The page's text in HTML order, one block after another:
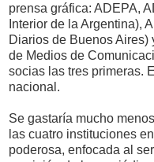
prensa gráfica: ADEPA,
Interior de la Argentina),
Diarios de Buenos
de Medios de
socias las tres primeras.
nacional.
Se gastaría mucho
las cuatro instituciones
poderosa, enfocada al